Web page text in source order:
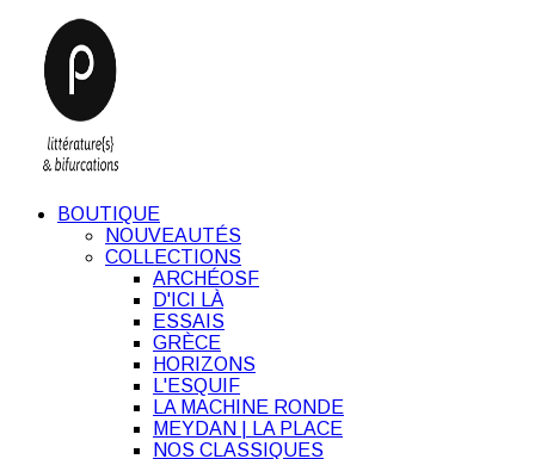
BOUTIQUE
NOUVEAUTÉS
COLLECTIONS
ARCHÉOSF
D'ICI LÀ
ESSAIS
GRÈCE
HORIZONS
L'ESQUIF
LA MACHINE RONDE
MEYDAN | LA PLACE
NOS CLASSIQUES